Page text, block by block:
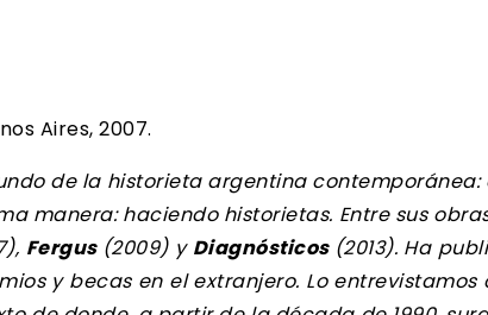
Aires, 2007.
de la historieta argentina contemporánea:
manera: haciendo historietas. Entre sus
Fergus (2009) y Diagnósticos (2013). Ha
y becas en el extranjero. Lo entrevistamos